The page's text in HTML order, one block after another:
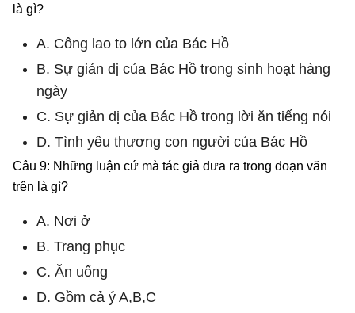
là gì?
A. Công lao to lớn của Bác Hồ
B. Sự giản dị của Bác Hồ trong sinh hoạt hàng
ngày
C. Sự giản dị của Bác Hồ trong lời ăn tiếng nói
D. Tình yêu thương con người của Bác Hồ
Câu 9: Những luận cứ mà tác giả đưa ra trong đoạn văn
trên là gì?
A. Nơi ở
B. Trang phục
C. Ăn uống
D. Gồm cả ý A,B,C